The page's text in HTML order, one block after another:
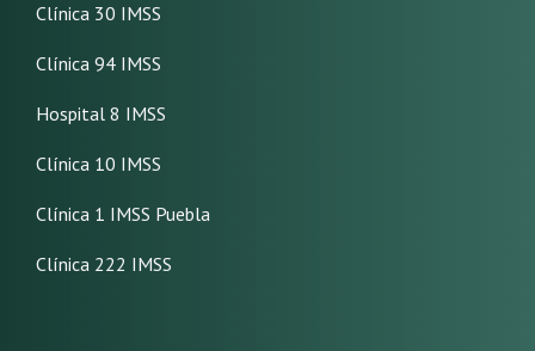
Clínica 30 IMSS
Clínica 94 IMSS
Hospital 8 IMSS
Clínica 10 IMSS
Clínica 1 IMSS Puebla
Clínica 222 IMSS